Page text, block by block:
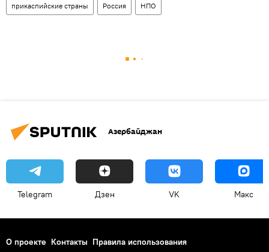
прикаспийские страны Россия НПО
Азербайджан
Telegram Дзен VK Макс
О проекте Контакты Правила использования